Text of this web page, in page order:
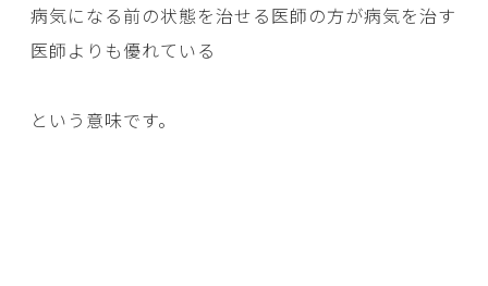
病気になる前の状態を治せる医師の方が病気を治す
医師よりも優れている
という意味です。